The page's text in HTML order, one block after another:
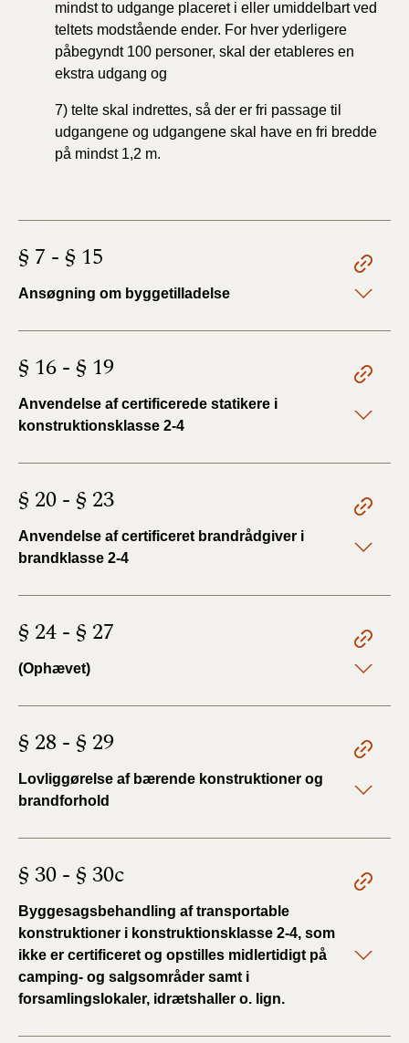
mindst to udgange placeret i eller umiddelbart ved
teltets modstående ender. For hver yderligere
påbegyndt 100 personer, skal der etableres en
ekstra udgang og
7) telte skal indrettes, så der er fri passage til
udgangene og udgangene skal have en fri bredde
på mindst 1,2 m.
§ 7 - § 15
Ansøgning om byggetilladelse
§ 16 - § 19
Anvendelse af certificerede statikere i
konstruktionsklasse 2-4
§ 20 - § 23
Anvendelse af certificeret brandrådgiver i
brandklasse 2-4
§ 24 - § 27
(Ophævet)
§ 28 - § 29
Lovliggørelse af bærende konstruktioner og
brandforhold
§ 30 - § 30c
Byggesagsbehandling af transportable
konstruktioner i konstruktionsklasse 2-4, som
ikke er certificeret og opstilles midlertidigt på
camping- og salgsområder samt i
forsamlingslokaler, idrætshaller o. lign.